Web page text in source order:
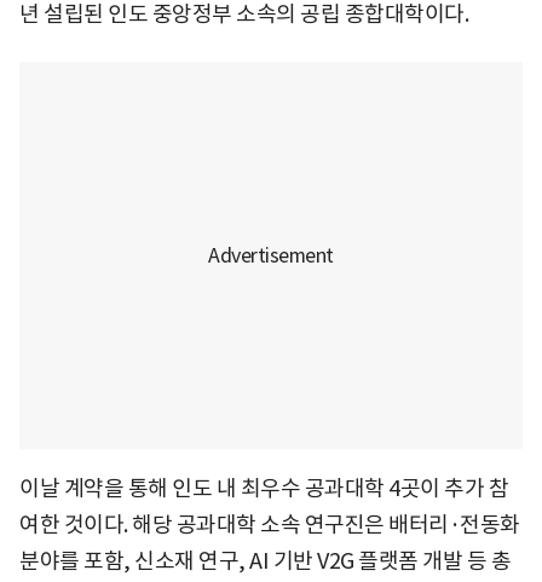
년 설립된 인도 중앙정부 소속의 공립 종합대학이다.
이날 계약을 통해 인도 내 최우수 공과대학 4곳이 추가 참
여한 것이다. 해당 공과대학 소속 연구진은 배터리·전동화
분야를 포함, 신소재 연구, AI 기반 V2G 플랫폼 개발 등 총